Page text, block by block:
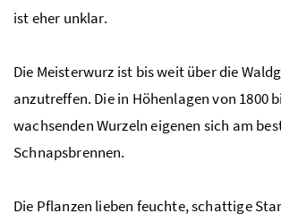
ist eher unklar.
Die Meisterwurz ist bis weit über die
anzutreffen. Die in Höhenlagen von 1800
wachsenden Wurzeln eigenen sich am
Schnapsbrennen.
Die Pflanzen lieben feuchte, schattige